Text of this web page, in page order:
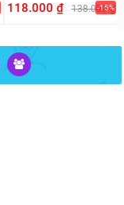
118.000 ₫
138.000 ₫
-15%